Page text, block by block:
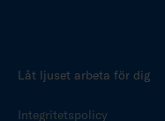
Låt ljuset arbeta för dig
Integritetspolicy